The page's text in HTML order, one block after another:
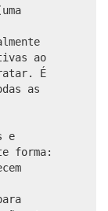
ao
É
as
e
forma: